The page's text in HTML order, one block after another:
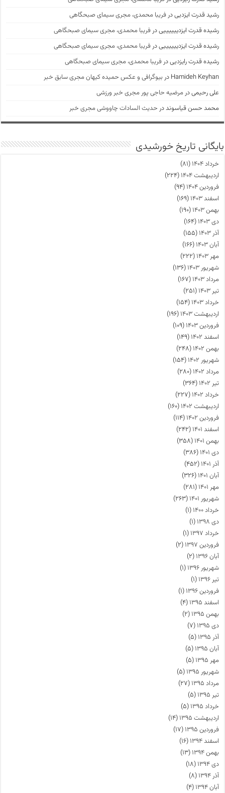
رشید قدرت ایزدییدرفریبا محمدی، مجری سیمای صبحگاهی
رشیده قدرت ایزدیییییییدرفریبا محمدی، مجری سیمای صبحگاهی
رشیده قدرت ایزدیییییییدرفریبا محمدی، مجری سیمای صبحگاهی
رشیده قدرت رایزدییدرفریبا محمدی، مجری سیمای صبحگاهی
Hamideh Keyhan در بیوگرافی و عکس حمیده کیهان مجری سابق خبر
علی رحیمیدرمرضیه حاجی پور مجری خبر ورزشی
محمد حسن قیاسونددر حدیث السادات چاووشی مجری خبر
بایگانی تاریخ خورشیدی
خرداد ۱۴۰۴
(۸۱)
اردیبهشت ۱۴۰۴
(۲۲۴)
فروردین ۱۴۰۴
(۹۴)
اسفند ۱۴۰۳
(۱۶۹)
بهمن ۱۴۰۳
(۱۹۰)
دی ۱۴۰۳
(۱۶۴)
آذر ۱۴۰۳
(۱۵۵)
آبان ۱۴۰۳
(۱۶۶)
مهر ۱۴۰۳
(۲۲۲)
شهریور ۱۴۰۳
(۱۳۶)
مرداد ۱۴۰۳
(۱۶۷)
تیر ۱۴۰۳
(۲۵۱)
خرداد ۱۴۰۳
(۱۵۴)
اردیبهشت ۱۴۰۳
(۱۹۶)
فروردین ۱۴۰۳
(۱۰۹)
اسفند ۱۴۰۲
(۱۴۹)
بهمن ۱۴۰۲
(۲۴۸)
شهریور ۱۴۰۲
(۱۵۴)
مرداد ۱۴۰۲
(۲۸۰)
تیر ۱۴۰۲
(۳۶۴)
خرداد ۱۴۰۲
(۲۲۷)
اردیبهشت ۱۴۰۲
(۱۶۰)
فروردین ۱۴۰۲
(۱۱۴)
اسفند ۱۴۰۱
(۲۴۲)
بهمن ۱۴۰۱
(۳۵۸)
دی ۱۴۰۱
(۳۸۶)
آذر ۱۴۰۱
(۴۵۲)
آبان ۱۴۰۱
(۳۲۶)
مهر ۱۴۰۱
(۲۸۱)
شهریور ۱۴۰۱
(۲۶۳)
خرداد ۱۴۰۰
(۱)
دی ۱۳۹۸
(۱)
خرداد ۱۳۹۷
(۱)
فروردین ۱۳۹۷
(۲)
آبان ۱۳۹۶
(۲)
شهریور ۱۳۹۶
(۱)
تیر ۱۳۹۶
(۱)
فروردین ۱۳۹۶
(۱)
اسفند ۱۳۹۵
(۴)
بهمن ۱۳۹۵
(۲)
دی ۱۳۹۵
(۷)
آذر ۱۳۹۵
(۵)
آبان ۱۳۹۵
(۵)
مهر ۱۳۹۵
(۵)
شهریور ۱۳۹۵
(۵)
مرداد ۱۳۹۵
(۲۷)
تیر ۱۳۹۵
(۵)
خرداد ۱۳۹۵
(۵)
اردیبهشت ۱۳۹۵
(۱۴)
فروردین ۱۳۹۵
(۱۷)
اسفند ۱۳۹۴
(۱۶)
بهمن ۱۳۹۴
(۱۳)
دی ۱۳۹۴
(۱۸)
آذر ۱۳۹۴
(۸)
آبان ۱۳۹۴
(۴)